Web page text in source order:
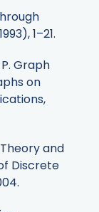
1–21.
Graph
on
and
Discrete